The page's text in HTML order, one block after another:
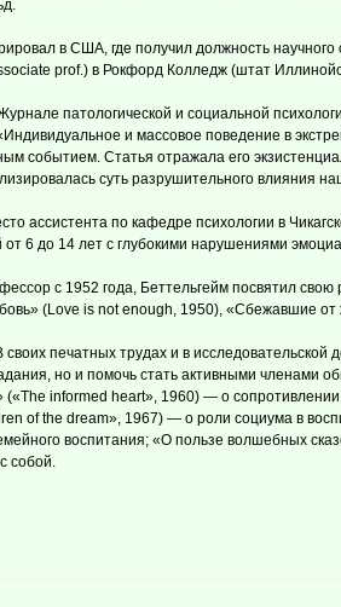
в США, где получил должность
prof.) в Рокфорд Колледж (штат
патологической и социальной
и массовое поведение в
событием. Статья отражала его
суть разрушительного влияния
ассистента по кафедре психологии в
6 до 14 лет с глубокими нарушениями
с 1952 года, Беттельгейм посвятил
(Love is not enough, 1950), «Сбежавшие
своих печатных трудах и в
но и помочь стать активными
(«The informed heart», 1960) — о
of the dream», 1967) — о роли социума в
воспитания; «О пользе волшебных
собой.